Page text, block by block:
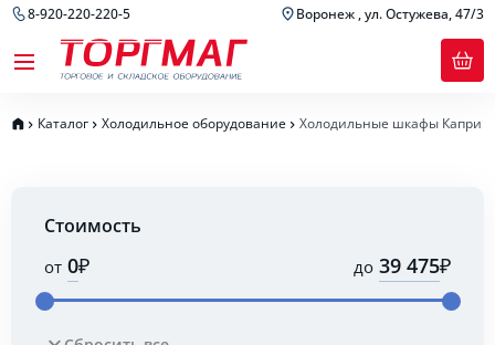
8-920-220-220-5 Воронеж , ул. Остужева, 47/3
Каталог Холодильное оборудование Холодильные шкафы Капри
Стоимость
от ₽ до ₽